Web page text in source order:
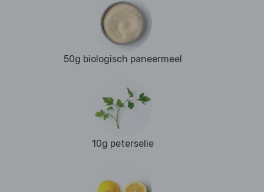
50g biologisch paneermeel
10g peterselie